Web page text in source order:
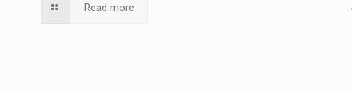
Read more